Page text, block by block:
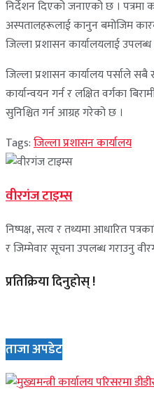
निर्देशन दिएको जनाएको छ ।
अस्पतालहरूलाई कानुन बमोजिम
जिल्ला प्रशासन कार्यालयलाई
जिल्ला प्रशासन कार्यालय पर्साले सबै
कार्यान्वयन गर्न र लक्षित वर्गका
सुनिश्चित गर्न आग्रह गरेको छ ।
Tags:जिल्ला प्रशासन कार्यालय
वीरगंज टाइम्स
निष्पक्ष, सत्य र तथ्यमा आधारित
र जिम्मेवार सूचना उपलब्ध गराउनु
प्रतिक्रिया दिनुहोस् !
ताजा अपडेट